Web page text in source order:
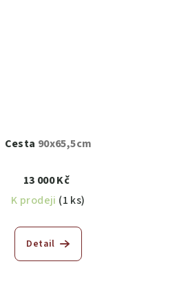
Cesta 90x65,5cm
13 000 Kč
K prodeji (1 ks)
Detail